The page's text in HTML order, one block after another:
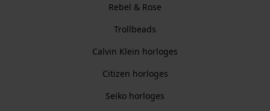
Rebel & Rose
Trollbeads
Calvin Klein horloges
Citizen horloges
Seiko horloges